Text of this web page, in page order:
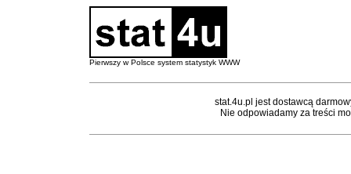
Pierwszy w Polsce system statystyk WWW
stat.4u.pl jest dostawcą
Nie odpowiadamy za treści